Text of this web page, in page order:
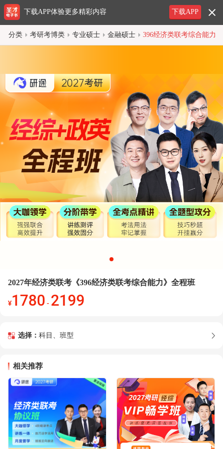
分类 考研考博类 专业硕士 金融硕士 396经济类联考综合能力
2027年经济类联考《396经济类联考综合能力》全程班
¥1780 - 2199
选择： 科目、班型
相关推荐
下载APP
下载APP体验更多精彩内容